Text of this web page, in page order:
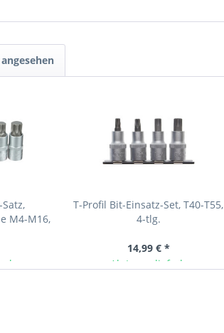
M4-M16,
T-Profil Bit-Einsatz-Set, T40-T55,
4-tlg.
14,99 € *
Ab Lager lieferbar